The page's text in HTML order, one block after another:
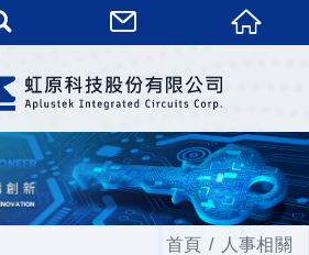
首頁 人事相關